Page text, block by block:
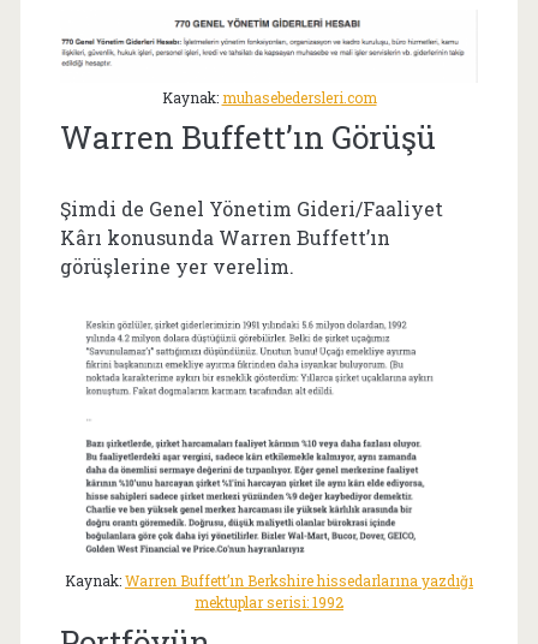
Kaynak:muhasebedersleri.com
Warren Buffett’ın Görüşü
Şimdi de Genel Yönetim Gideri/Faaliyet
Kârı konusunda Warren Buffett’ın
görüşlerine yer verelim.
Kaynak:Warren Buffett’ın Berkshire hissedarlarına yazdığı
mektuplar serisi: 1992